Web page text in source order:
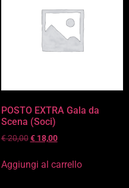
POSTO EXTRA Gala da
Scena (Soci)
€20,00 €18,00
Aggiungi al carrello